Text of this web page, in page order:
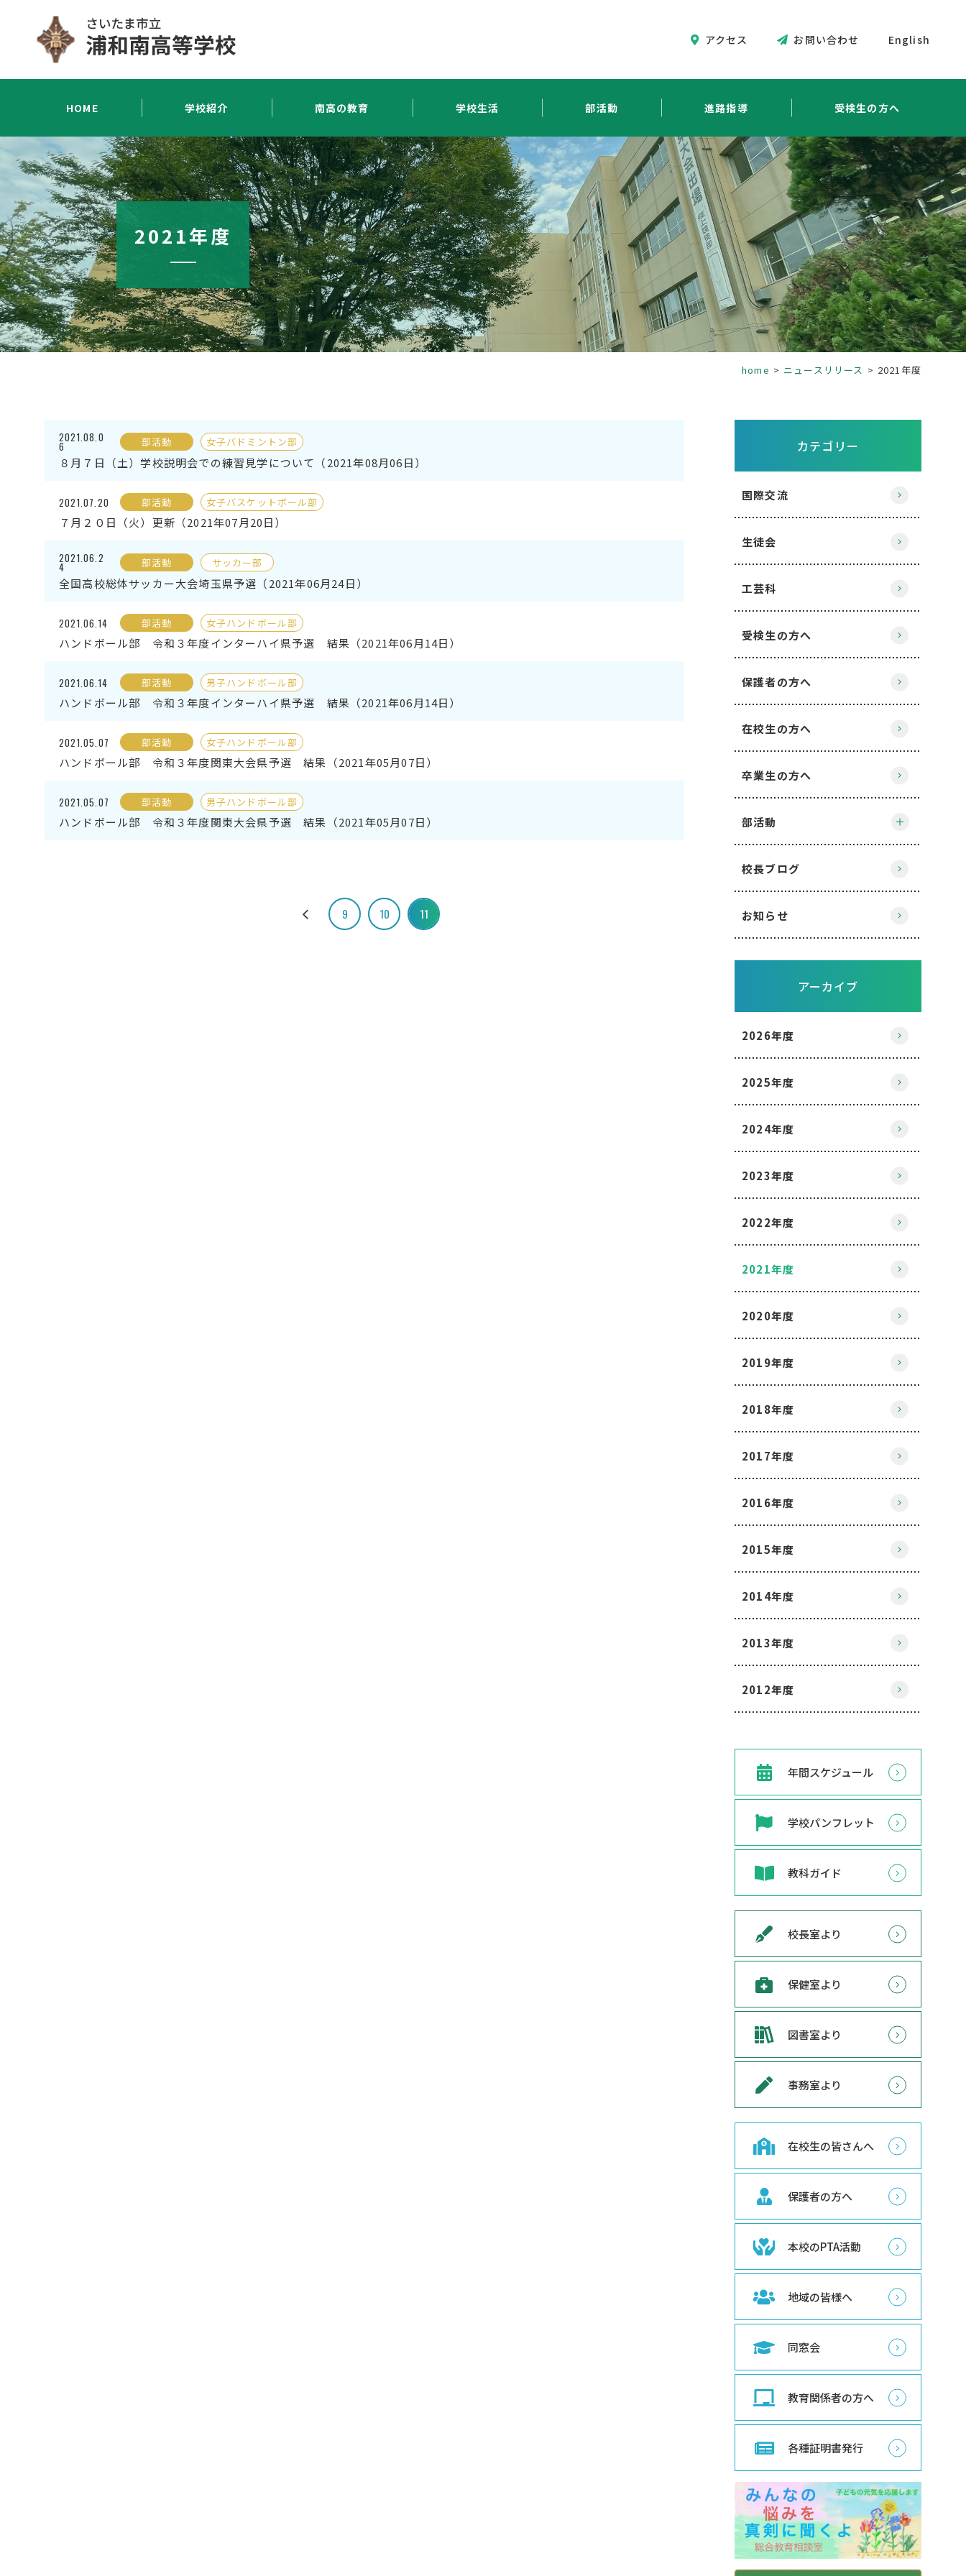
HOME 学校紹介 南高の教育 学校生活 部活動 進路指導 受検生の方へ
アクセス お問い合わせ English
2021年度
home ニュースリリース 2021年度
2021.08.0
6 部活動 女子バドミントン部
８月７日（土）学校説明会での練習見学について（2021年08月06日）
2021.07.20 部活動 女子バスケットボール部
７月２０日（火）更新（2021年07月20日）
2021.06.2
4 部活動 サッカー部
全国高校総体サッカー大会埼玉県予選（2021年06月24日）
2021.06.14 部活動 女子ハンドボール部
ハンドボール部 令和３年度インターハイ県予選 結果（2021年06月14日）
2021.06.14 部活動 男子ハンドボール部
ハンドボール部 令和３年度インターハイ県予選 結果（2021年06月14日）
2021.05.07 部活動 女子ハンドボール部
ハンドボール部 令和３年度関東大会県予選 結果（2021年05月07日）
2021.05.07 部活動 男子ハンドボール部
ハンドボール部 令和３年度関東大会県予選 結果（2021年05月07日）
9 10 11
カテゴリー
国際交流
生徒会
工芸科
受検生の方へ
保護者の方へ
在校生の方へ
卒業生の方へ
部活動
校長ブログ
お知らせ
アーカイブ
2026年度
2025年度
2024年度
2023年度
2022年度
2021年度
2020年度
2019年度
2018年度
2017年度
2016年度
2015年度
2014年度
2013年度
2012年度
年間スケジュール
学校パンフレット
教科ガイド
校長室より
保健室より
図書室より
事務室より
在校生の皆さんへ
保護者の方へ
本校のPTA活動
地域の皆様へ
同窓会
教育関係者の方へ
各種証明書発行